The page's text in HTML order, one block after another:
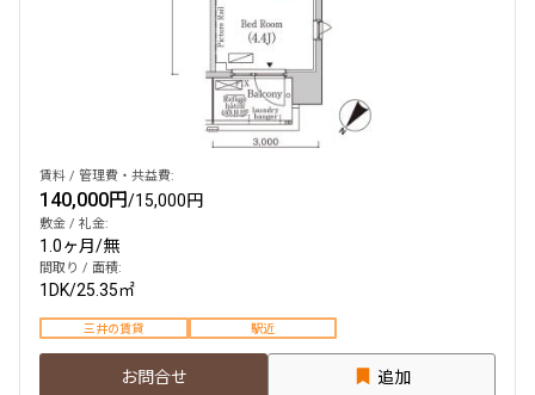
賃料 / 管理費・共益費:
140,000円/15,000円
敷金 / 礼金:
1.0ヶ月/無
間取り / 面積:
1DK/25.35㎡
三井の賃貸 駅近
お問合せ 追加